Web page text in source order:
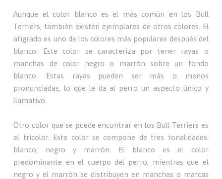
Aunque el color blanco es el más común en los Bull
Terriers, también existen ejemplares de otros colores. El
atigrado es uno de los colores más populares después del
blanco. Este color se caracteriza por tener rayas o
manchas de color negro o marrón sobre un fondo
blanco. Estas rayas pueden ser más o menos
pronunciadas, lo que le da al perro un aspecto único y
llamativo.
Otro color que se puede encontrar en los Bull Terriers es
el tricolor. Este color se compone de tres tonalidades:
blanco, negro y marrón. El blanco es el color
predominante en el cuerpo del perro, mientras que el
negro y el marrón se distribuyen en manchas o marcas